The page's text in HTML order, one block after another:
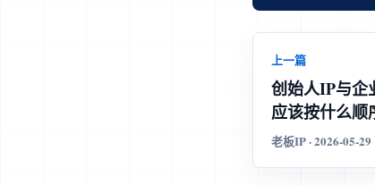
上一篇
创始人IP与企
应该按什么顺
老板IP · 2026-05-29